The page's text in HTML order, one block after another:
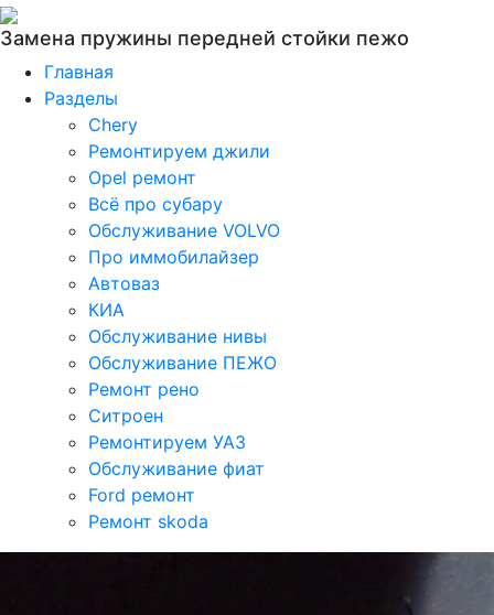
Замена пружины передней стойки пежо
Главная
Разделы
Chery
Ремонтируем джили
Opel ремонт
Всё про субару
Обслуживание VOLVO
Про иммобилайзер
Автоваз
КИА
Обслуживание нивы
Обслуживание ПЕЖО
Ремонт рено
Ситроен
Ремонтируем УАЗ
Обслуживание фиат
Ford ремонт
Ремонт skoda